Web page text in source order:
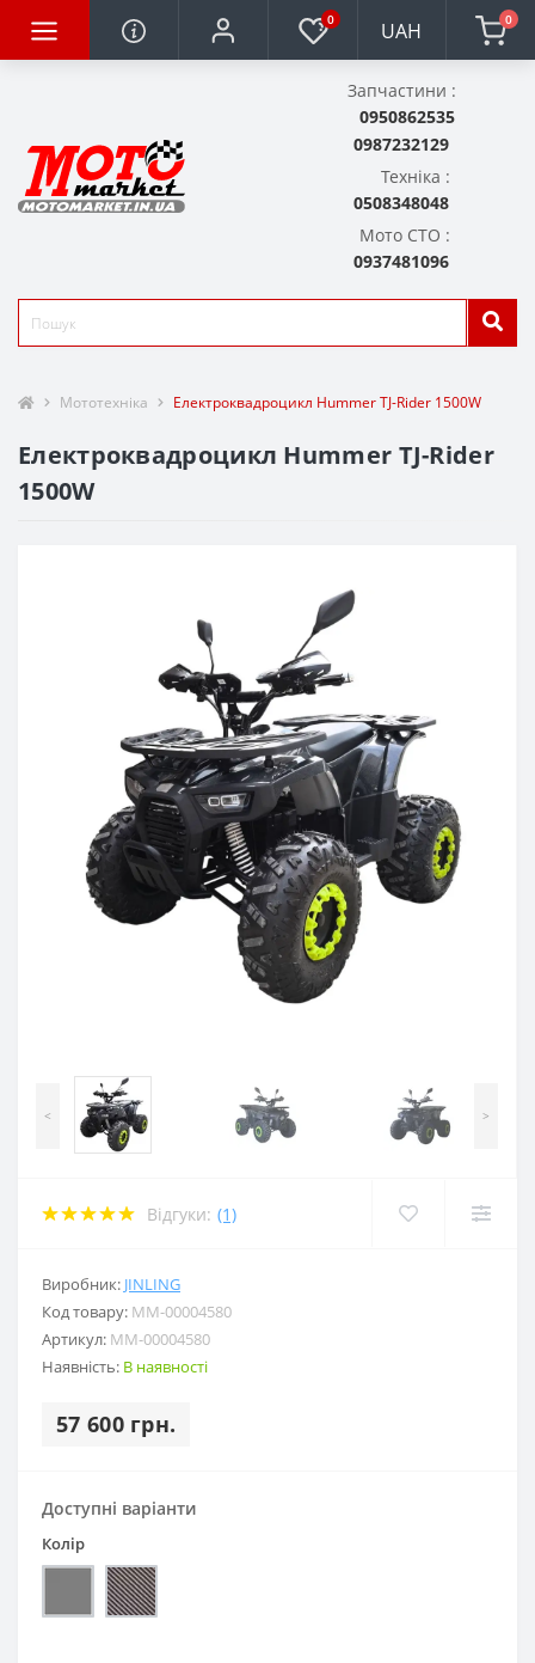
0 UAH 0
Запчастини :
0950862535
0987232129
Техніка :
0508348048
Мото СТО :
0937481096
Мототехніка Електроквадроцикл Hummer TJ-Rider 1500W
Електроквадроцикл Hummer TJ-Rider
1500W
< >
Відгуки: (1)
Виробник: JINLING
Код товару: MM-00004580
Артикул: MM-00004580
Наявність: В наявності
57 600 грн.
Доступні варіанти
Колір